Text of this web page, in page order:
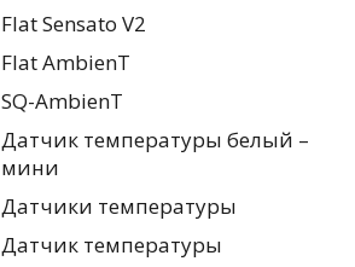
Flat Sensato V2
Flat AmbienT
SQ-AmbienT
Датчик температуры белый –
мини
Датчики температуры
Датчик температуры